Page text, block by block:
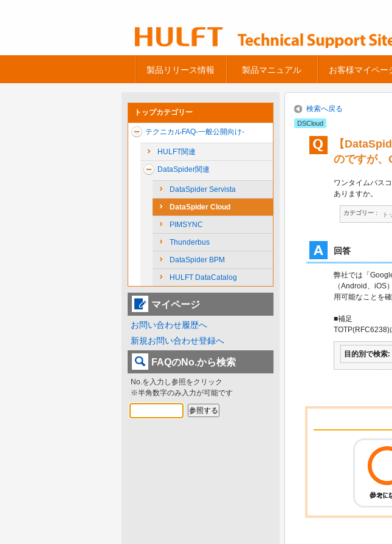
製品リリース情報 製品マニュアル お客様マイペー
トップカテゴリー
テクニカルFAQ-一般公開向け-
HULFT関連
DataSpider関連
DataSpider Servista
DataSpider Cloud
PIMSYNC
Thunderbus
DataSpider BPM
HULFT DataCatalog
マイページ
お問い合わせ履歴へ
新規お問い合わせ登録へ
FAQのNo.から検索
No.を入力し参照をクリック
※半角数字のみ入力が可能です
検索へ戻る
DSCloud
【
のですが、
ワンタイムパス
ありますか。
カテゴリー : ト
回答
弊社では「
（Android、iOS
用可能なことを
■補足
TOTP(RFC6238)
目的別で検索